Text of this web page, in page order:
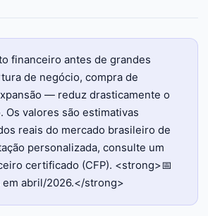
financeiro antes de grandes
de negócio, compra de
— reduz drasticamente o
Os valores são estimativas
reais do mercado brasileiro de
personalizada, consulte um
certificado (CFP). <strong>📅
em abril/2026.</strong>